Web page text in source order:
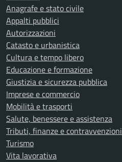
Anagrafe e stato civile
Appalti pubblici
Autorizzazioni
Catasto e urbanistica
Cultura e tempo libero
Educazione e formazione
Giustizia e sicurezza pubblica
Imprese e commercio
Mobilità e trasporti
Salute, benessere e assistenza
Tributi, finanze e contravvenzioni
Turismo
Vita lavorativa